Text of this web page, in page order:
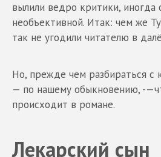
вылили ведро критики, иногда
необъективной. Итак: чем же
так не угодили читателю в
Но, прежде чем разбираться с
— по нашему обыкновению, -
происходит в романе.
Лекарский сын